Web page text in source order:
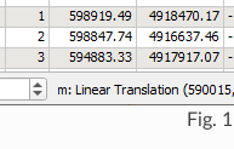
Fig.